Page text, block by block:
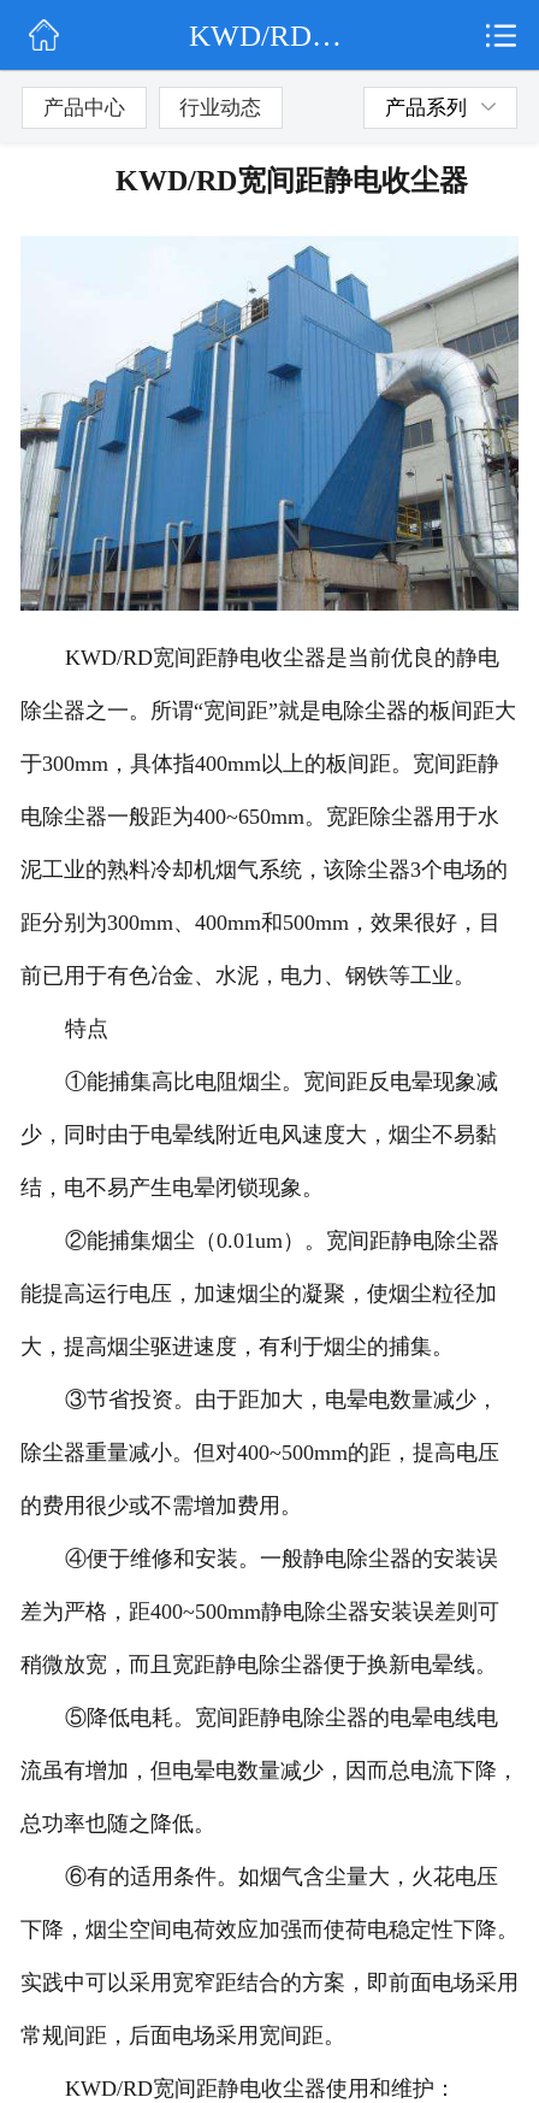
公司简介
联系我们
KWD/RD宽间距静电收尘器
产品中心 行业动态 产品系列
KWD/RD宽间距静电收尘器
KWD/RD宽间距静电收尘器是当前优良的静电
除尘器之一。所谓“宽间距”就是电除尘器的板间距大
于300mm，具体指400mm以上的板间距。宽间距静
电除尘器一般距为400~650mm。宽距除尘器用于水
泥工业的熟料冷却机烟气系统，该除尘器3个电场的
距分别为300mm、400mm和500mm，效果很好，目
前已用于有色冶金、水泥，电力、钢铁等工业。
特点
①能捕集高比电阻烟尘。宽间距反电晕现象减
少，同时由于电晕线附近电风速度大，烟尘不易黏
结，电不易产生电晕闭锁现象。
②能捕集烟尘（0.01um）。宽间距静电除尘器
能提高运行电压，加速烟尘的凝聚，使烟尘粒径加
大，提高烟尘驱进速度，有利于烟尘的捕集。
③节省投资。由于距加大，电晕电数量减少，
除尘器重量减小。但对400~500mm的距，提高电压
的费用很少或不需增加费用。
④便于维修和安装。一般静电除尘器的安装误
差为严格，距400~500mm静电除尘器安装误差则可
稍微放宽，而且宽距静电除尘器便于换新电晕线。
⑤降低电耗。宽间距静电除尘器的电晕电线电
流虽有增加，但电晕电数量减少，因而总电流下降，
总功率也随之降低。
⑥有的适用条件。如烟气含尘量大，火花电压
下降，烟尘空间电荷效应加强而使荷电稳定性下降。
实践中可以采用宽窄距结合的方案，即前面电场采用
常规间距，后面电场采用宽间距。
KWD/RD宽间距静电收尘器使用和维护：